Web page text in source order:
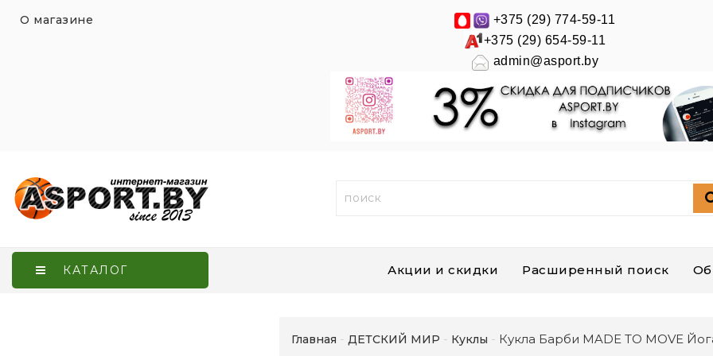
О магазине
+375 (29) 774-59-11
+375 (29) 654-59-11
admin@asport.by
КАТАЛОГ Акции и скидки Расширенный поиск
Главная ДЕТСКИЙ МИР Куклы Кукла Барби MADE TO MOVE